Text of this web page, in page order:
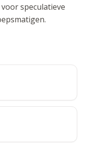
speculatieve